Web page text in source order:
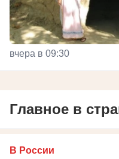
вчера в 09:30
Главное в
В России